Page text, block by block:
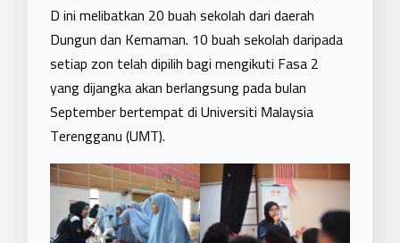
D ini melibatkan 20 buah sekolah dari daerah
Dungun dan Kemaman. 10 buah sekolah daripada
setiap zon telah dipilih bagi mengikuti Fasa 2
yang dijangka akan berlangsung pada bulan
September bertempat di Universiti Malaysia
Terengganu (UMT).